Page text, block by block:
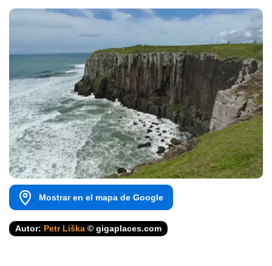
Mostrar en el mapa de Google
Autor: Petr Liška © gigaplaces.com